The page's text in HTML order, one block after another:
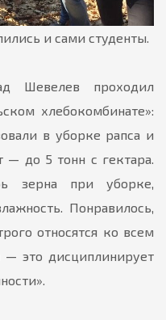
и сами студенты.
Шевелев проходил
хлебокомбинате»:
в уборке рапса и
— до 5 тонн с гектара.
зерна при уборке,
Понравилось,
относятся ко всем
— это дисциплинирует